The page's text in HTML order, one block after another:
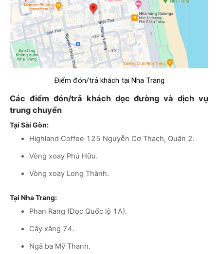
Điểm đón/trả khách tại Nha Trang
Các điểm đón/trả khách dọc đường và dịch vụ
trung chuyển
Tại Sài Gòn:
Highland Coffee 125 Nguyễn Cơ Thạch, Quận 2.
Vòng xoay Phú Hữu.
Vòng xoay Long Thành.
Tại Nha Trang:
Phan Rang (Dọc Quốc lộ 1A).
Cây xăng 74.
Ngã ba Mỹ Thanh.